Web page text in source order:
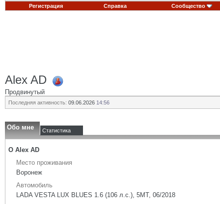
Регистрация Справка Сообщество
Alex AD
Продвинутый
Последняя активность: 09.06.2026 14:56
Обо мне Статистика
О Alex AD
Место проживания
Воронеж
Автомобиль
LADA VESTA LUX BLUES 1.6 (106 л.с.), 5МТ, 06/2018